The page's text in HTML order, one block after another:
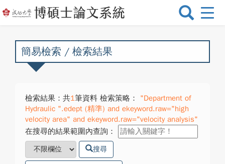
選
換
簡易檢索 / 檢索結果
檢索結果：共1筆資料 檢索策略：
"Department of
Hydraulic ".edept (精準) and ekeyword.raw="high
velocity area" and ekeyword.raw="velocity analysis"
在搜尋的結果範圍內查詢：
搜尋